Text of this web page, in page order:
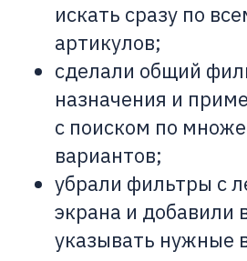
искать сразу по
артикулов;
сделали общий
назначения и
с поиском по
вариантов;
убрали фильтры с
экрана и добавили
указывать нужные